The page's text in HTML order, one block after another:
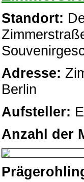
Standort:
Adresse:
Berlin
Aufsteller:
Anzahl der